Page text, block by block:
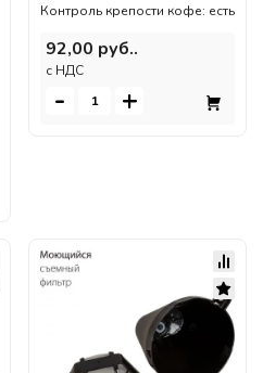
Контроль крепости кофе: есть
92,00 руб..
c НДС
- +